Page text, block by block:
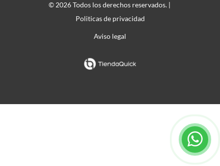
© 2026 Todos los derechos reservados. |
Politicas de privacidad
Aviso legal